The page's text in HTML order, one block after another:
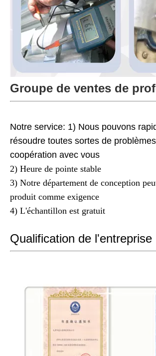
Groupe de ventes de
Notre service: 1) Nous pouvons
résoudre toutes sortes de
coopération avec vous
2) Heure de pointe stable
3) Notre département de conception
produit comme exigence
4) L'échantillon est gratuit
Qualification de l'entreprise